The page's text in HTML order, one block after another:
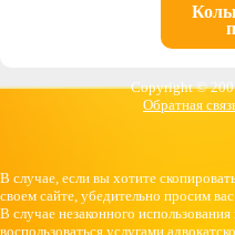
Copyright ©
Обратная
В случае, если вы хотите
своем сайте, убедительно просим
В случае незаконного
воспользоваться услугами